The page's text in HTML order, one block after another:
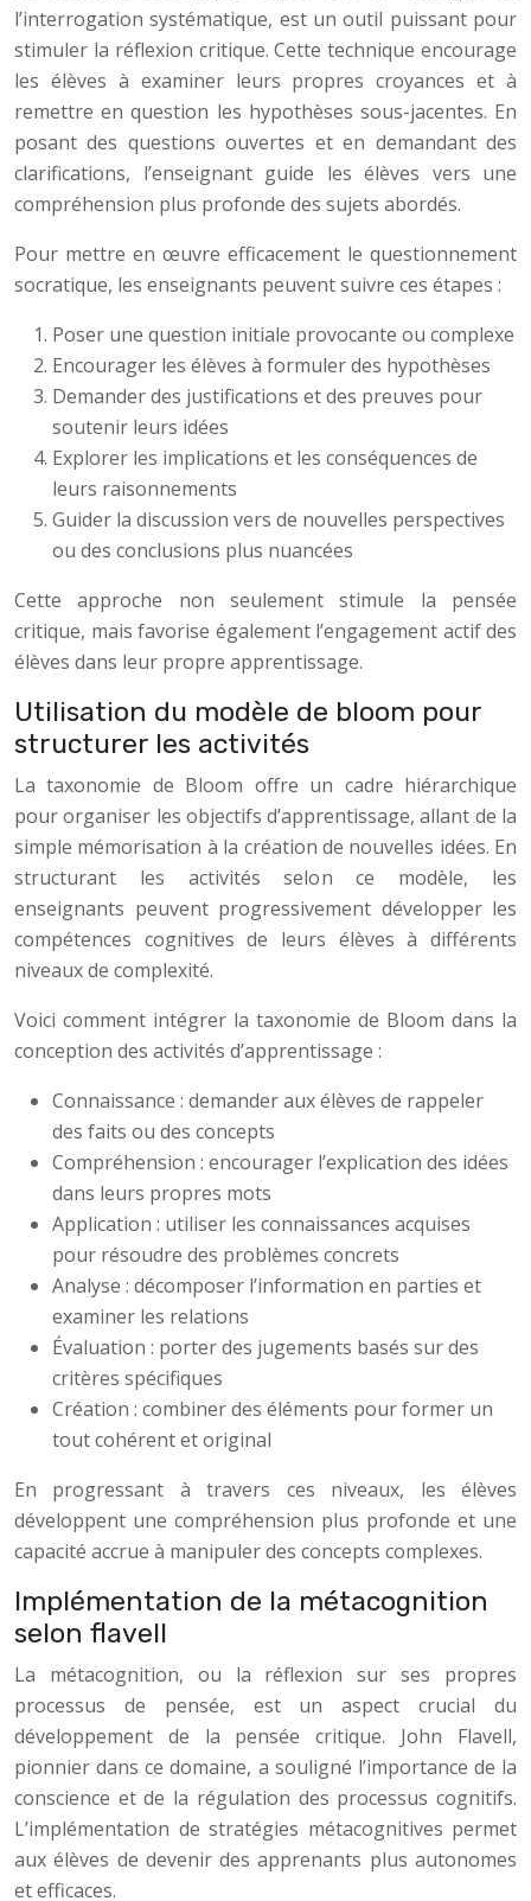
l’interrogation systématique, est un outil puissant pour
stimuler la réflexion critique. Cette technique encourage
les élèves à examiner leurs propres croyances et à
remettre en question les hypothèses sous-jacentes. En
posant des questions ouvertes et en demandant des
clarifications, l’enseignant guide les élèves vers une
compréhension plus profonde des sujets abordés.
Pour mettre en œuvre efficacement le questionnement
socratique, les enseignants peuvent suivre ces étapes :
Poser une question initiale provocante ou complexe
Encourager les élèves à formuler des hypothèses
Demander des justifications et des preuves pour
soutenir leurs idées
Explorer les implications et les conséquences de
leurs raisonnements
Guider la discussion vers de nouvelles perspectives
ou des conclusions plus nuancées
Cette approche non seulement stimule la pensée
critique, mais favorise également l’engagement actif des
élèves dans leur propre apprentissage.
Utilisation du modèle de bloom pour
structurer les activités
La taxonomie de Bloom offre un cadre hiérarchique
pour organiser les objectifs d’apprentissage, allant de la
simple mémorisation à la création de nouvelles idées. En
structurant les activités selon ce modèle, les
enseignants peuvent progressivement développer les
compétences cognitives de leurs élèves à différents
niveaux de complexité.
Voici comment intégrer la taxonomie de Bloom dans la
conception des activités d’apprentissage :
Connaissance : demander aux élèves de rappeler
des faits ou des concepts
Compréhension : encourager l’explication des idées
dans leurs propres mots
Application : utiliser les connaissances acquises
pour résoudre des problèmes concrets
Analyse : décomposer l’information en parties et
examiner les relations
Évaluation : porter des jugements basés sur des
critères spécifiques
Création : combiner des éléments pour former un
tout cohérent et original
En progressant à travers ces niveaux, les élèves
développent une compréhension plus profonde et une
capacité accrue à manipuler des concepts complexes.
Implémentation de la métacognition
selon flavell
La métacognition, ou la réflexion sur ses propres
processus de pensée, est un aspect crucial du
développement de la pensée critique. John Flavell,
pionnier dans ce domaine, a souligné l’importance de la
conscience et de la régulation des processus cognitifs.
L’implémentation de stratégies métacognitives permet
aux élèves de devenir des apprenants plus autonomes
et efficaces.